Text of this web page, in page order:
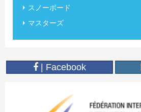
スノーボード
マスターズ
| Facebook